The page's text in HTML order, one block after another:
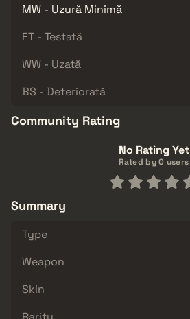
MW - Uzură Minimă
FT - Testată
WW - Uzată
BS - Deteriorată
Community Rating
No Rating Yet
Rated by 0 users
Summary
Type
Weapon
Skin